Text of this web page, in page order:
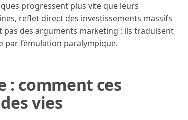
progressent plus vite que leurs
reflet direct des investissements massifs
pas des arguments marketing : ils traduisent
l’émulation paralympique.
: comment ces
vies